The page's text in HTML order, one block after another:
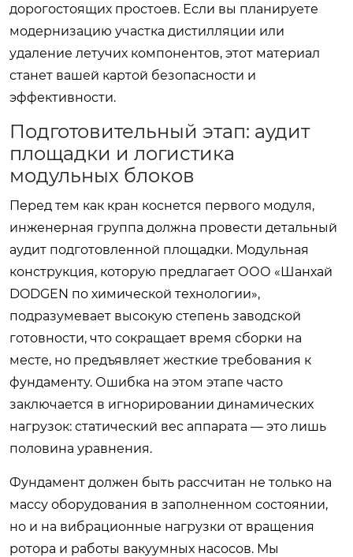
дорогостоящих простоев. Если вы планируете
модернизацию участка дистилляции или
удаление летучих компонентов, этот материал
станет вашей картой безопасности и
эффективности.
Подготовительный этап: аудит
площадки и логистика
модульных блоков
Перед тем как кран коснется первого модуля,
инженерная группа должна провести детальный
аудит подготовленной площадки. Модульная
конструкция, которую предлагает ООО «Шанхай
DODGEN по химической технологии»,
подразумевает высокую степень заводской
готовности, что сокращает время сборки на
месте, но предъявляет жесткие требования к
фундаменту. Ошибка на этом этапе часто
заключается в игнорировании динамических
нагрузок: статический вес аппарата — это лишь
половина уравнения.
Фундамент должен быть рассчитан не только на
массу оборудования в заполненном состоянии,
но и на вибрационные нагрузки от вращения
ротора и работы вакуумных насосов. Мы